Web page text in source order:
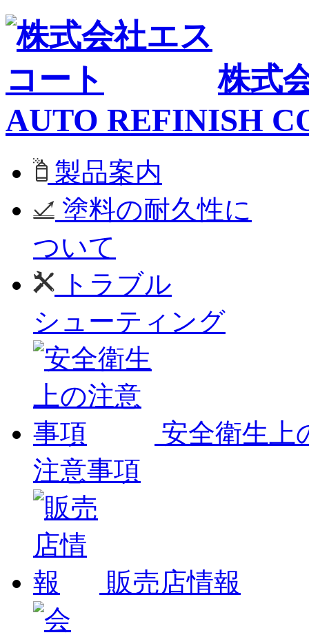
株式
AUTO REFINISH
製品案内
塗料の耐久性に
ついて
トラブル
シューティング
安全衛生上
注意事項
販売店情報